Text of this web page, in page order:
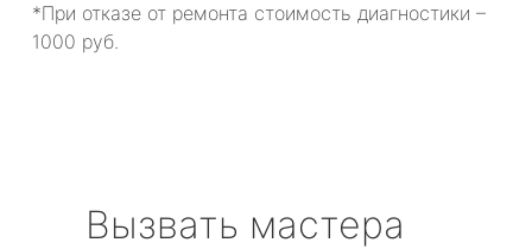
*При отказе от ремонта стоимость диагностики –
1000 руб.
Вызвать мастера